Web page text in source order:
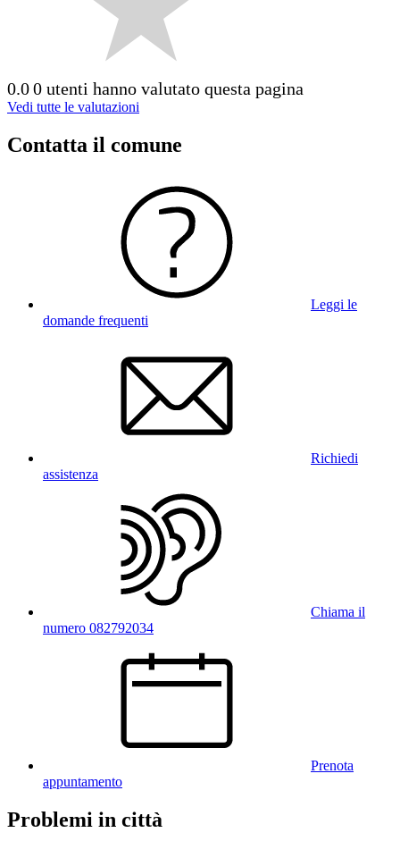
0.00 utenti hanno valutato questa pagina
Vedi tutte le valutazioni
Contatta il comune
Leggi le
domande frequenti
Richiedi
assistenza
Chiama il
numero 082792034
Prenota
appuntamento
Problemi in città